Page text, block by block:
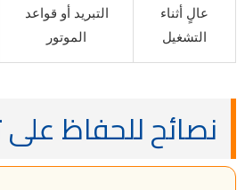
عالٍ أثناء
التشغيل
التبريد أو قواعد
الموتور
نصائح للحفاظ على